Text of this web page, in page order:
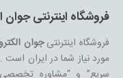
فروشگاه اینترنتی جوان
فروشگاه اینترنتیجوان
مورد نیاز شما در ایران است
سریع” و “مشاوره